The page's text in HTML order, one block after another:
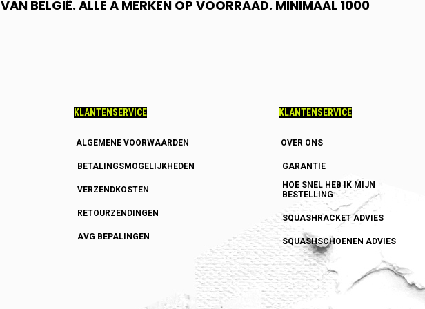
VAN BELGIË. ALLE A MERKEN OP VOORRAAD. MINIMAAL 1000
KLANTENSERVICE
ALGEMENE VOORWAARDEN
BETALINGSMOGELIJKHEDEN
VERZENDKOSTEN
RETOURZENDINGEN
AVG BEPALINGEN
KLANTENSERVICE
OVER ONS
GARANTIE
HOE SNEL HEB IK MIJN
BESTELLING
SQUASHRACKET ADVIES
SQUASHSCHOENEN ADVIES